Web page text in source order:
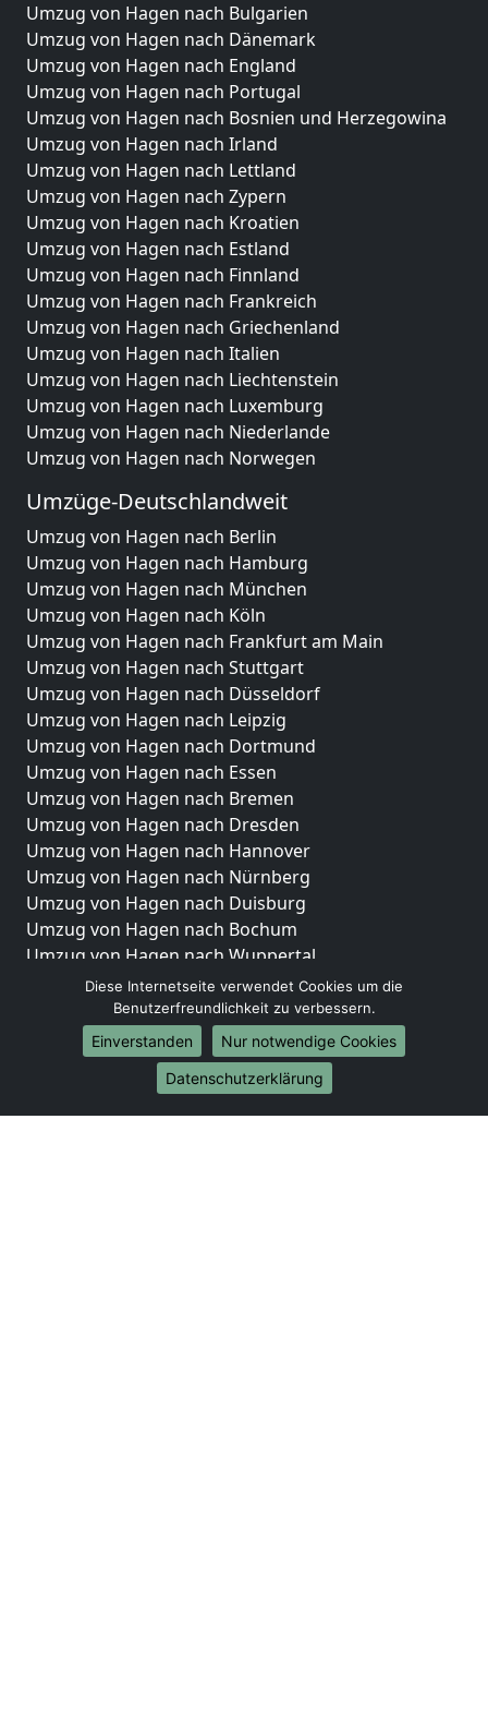
Umzug von Hagen nach Bulgarien
Umzug von Hagen nach Dänemark
Umzug von Hagen nach England
Umzug von Hagen nach Portugal
Umzug von Hagen nach Bosnien und Herzegowina
Umzug von Hagen nach Irland
Umzug von Hagen nach Lettland
Umzug von Hagen nach Zypern
Umzug von Hagen nach Kroatien
Umzug von Hagen nach Estland
Umzug von Hagen nach Finnland
Umzug von Hagen nach Frankreich
Umzug von Hagen nach Griechenland
Umzug von Hagen nach Italien
Umzug von Hagen nach Liechtenstein
Umzug von Hagen nach Luxemburg
Umzug von Hagen nach Niederlande
Umzug von Hagen nach Norwegen
Umzüge-Deutschlandweit
Umzug von Hagen nach Berlin
Umzug von Hagen nach Hamburg
Umzug von Hagen nach München
Umzug von Hagen nach Köln
Umzug von Hagen nach Frankfurt am Main
Umzug von Hagen nach Stuttgart
Umzug von Hagen nach Düsseldorf
Umzug von Hagen nach Leipzig
Umzug von Hagen nach Dortmund
Umzug von Hagen nach Essen
Umzug von Hagen nach Bremen
Umzug von Hagen nach Dresden
Umzug von Hagen nach Hannover
Umzug von Hagen nach Nürnberg
Umzug von Hagen nach Duisburg
Umzug von Hagen nach Bochum
Umzug von Hagen nach Wuppertal
Umzug von Hagen nach Bielefeld
Umzug von Hagen nach Bonn
Umzug von Hagen nach Münster
Internationale-Umzüge
Umzug von Hagen nach Brasilien
Diese Internetseite verwendet Cookies um die
Benutzerfreundlichkeit zu verbessern.
Einverstanden
Nur notwendige Cookies
Datenschutzerklärung